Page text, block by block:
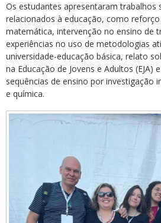
Os estudantes apresentaram trabalhos
relacionados à educação, como
matemática, intervenção no ensino de
experiências no uso de metodologias
universidade-educação básica, relato
na Educação de Jovens e Adultos (EJA)
sequências de ensino por investigação
e química.